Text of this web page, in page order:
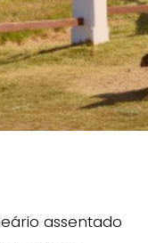
assentado